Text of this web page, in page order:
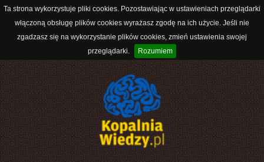
Ta strona wykorzystuje pliki cookies. Pozostawiając w ustawieniach przeglądarki
włączoną obsługę plików cookies wyrażasz zgodę na ich użycie. Jeśli nie
zgadzasz się na wykorzystanie plików cookies, zmień ustawienia swojej
przeglądarki.
Rozumiem